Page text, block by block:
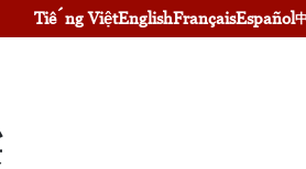
Tiếng ViệtEnglishFrançaisEspañol